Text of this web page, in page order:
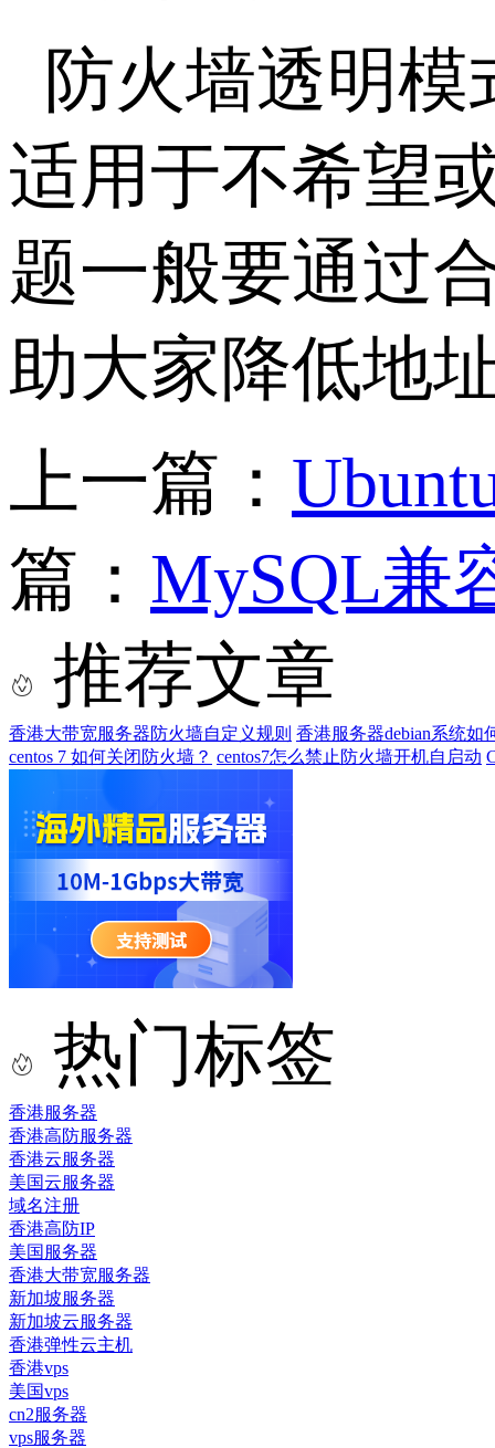
防火墙透明
适用于不希望
题一般要通过
助大家降低地
上一篇：
篇： MySQL兼
推荐文章
香港大带宽服务器防火墙自定义规则 香港服务器debian系统如
centos 7 如何关闭防火墙？ centos7怎么禁止防火墙开机自启动
热门标签
香港服务器
香港高防服务器
香港云服务器
美国云服务器
域名注册
香港高防IP
美国服务器
香港大带宽服务器
新加坡服务器
新加坡云服务器
香港弹性云主机
香港vps
美国vps
cn2服务器
vps服务器